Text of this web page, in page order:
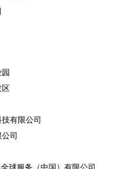
有限公司
司
球服务（中国）有限公司